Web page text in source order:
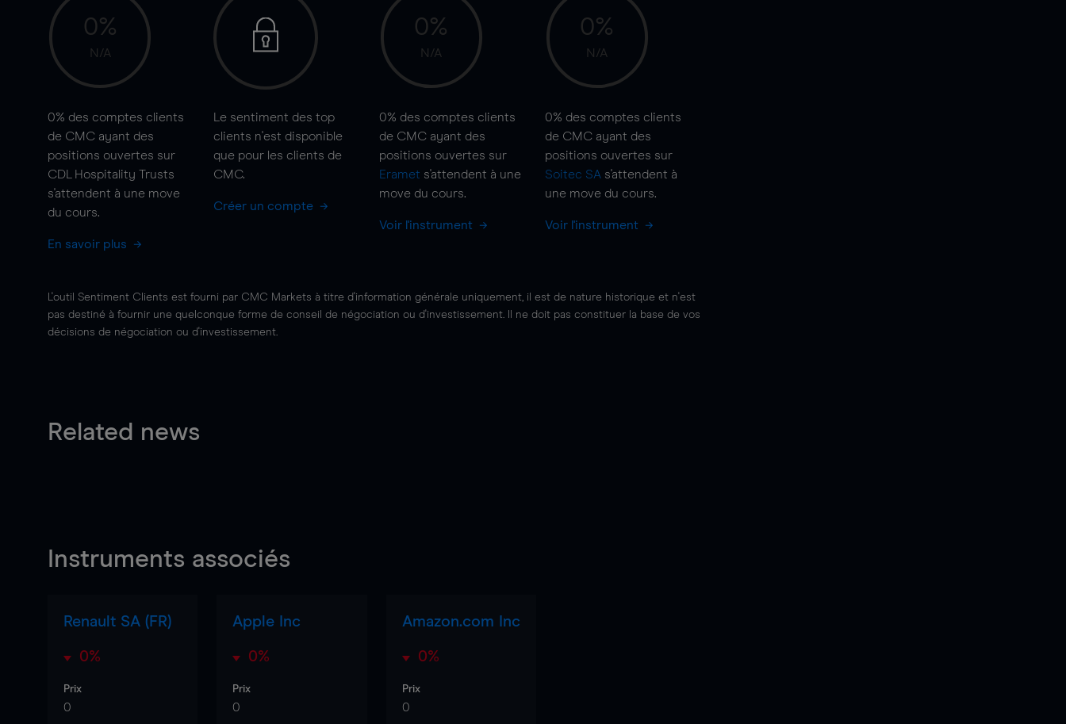
0%
N/A
0% des comptes clients
de CMC ayant des
positions ouvertes sur
CDL Hospitality Trusts
s'attendent à une move
du cours.
En savoir plus
Le sentiment des top
clients n'est disponible
que pour les clients de
CMC.
Créer un compte
0%
N/A
0% des comptes clients
de CMC ayant des
positions ouvertes sur
Eramet s'attendent à une
move du cours.
Voir l'instrument
0%
N/A
0% des comptes clients
de CMC ayant des
positions ouvertes sur
Soitec SA s'attendent à
une move du cours.
Voir l'instrument
L'outil Sentiment Clients est fourni par CMC Markets à titre d'information générale uniquement, il est de nature historique et n'est
pas destiné à fournir une quelconque forme de conseil de négociation ou d'investissement. Il ne doit pas constituer la base de vos
décisions de négociation ou d'investissement.
Related news
Instruments associés
Renault SA (FR)
0%
Prix
0
Apple Inc
0%
Prix
0
Amazon.com Inc
0%
Prix
0